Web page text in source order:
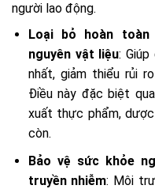
người lao động.
Loại bỏ hoàn
nguyên vật liệu:
nhất, giảm thiểu rủi
Điều này đặc biệt
xuất thực phẩm,
còn.
Bảo vệ sức khỏe
truyền nhiễm: Môi